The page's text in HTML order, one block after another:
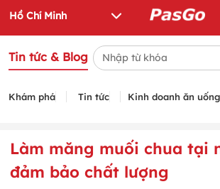
Tin tức & Blog
Khám phá Tin tức Kinh doanh ăn uống
Làm măng muối chua tại
đảm bảo chất lượng